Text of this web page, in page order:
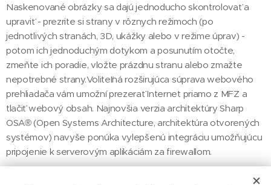
Naskenované obrázky sa dajú jednoducho skontrolovať a
upraviť - prezrite si strany v rôznych režimoch (po
jednotlivých stranách, 3D, ukážky alebo v režime úprav) -
potom ich jednoduchým dotykom a posunutím otočte,
zmeňte ich poradie, vložte prázdnu stranu alebo zmažte
nepotrebné strany.Voliteľná rozširujúca súprava webového
prehliadača vám umožní prezerať Internet priamo z MFZ a
tlačiť webový obsah. Najnovšia verzia architektúry Sharp
OSA® (Open Systems Architecture, architektúra otvorených
systémov) navyše ponúka vylepšenú integráciu umožňujúcu
pripojenie k serverovým aplikáciám za firewallom.